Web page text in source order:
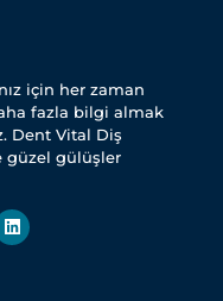
için her zaman
fazla bilgi almak
Dent Vital Diş
güzel gülüşler